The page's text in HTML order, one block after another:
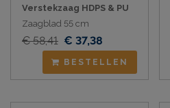
Verstekzaag HDPS & PU
Zaagblad 55 cm
€ 58,41 € 37,38
BESTELLEN